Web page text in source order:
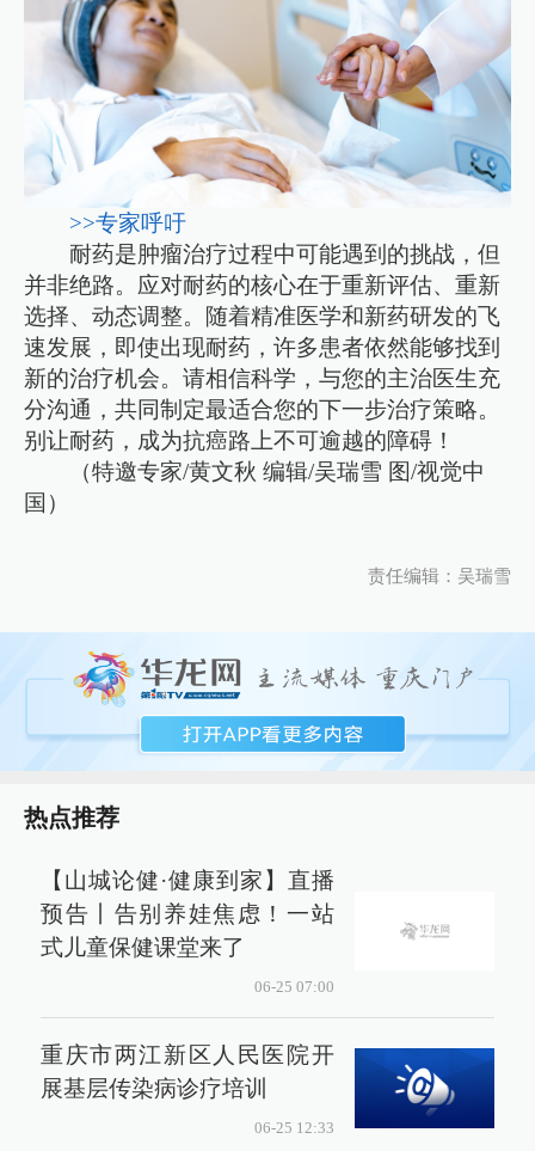
>>专家呼吁
耐药是肿瘤治疗过程中可能遇到的挑战，但
并非绝路。应对耐药的核心在于重新评估、重新
选择、动态调整。随着精准医学和新药研发的飞
速发展，即使出现耐药，许多患者依然能够找到
新的治疗机会。请相信科学，与您的主治医生充
分沟通，共同制定最适合您的下一步治疗策略。
别让耐药，成为抗癌路上不可逾越的障碍！
（特邀专家/黄文秋 编辑/吴瑞雪 图/视觉中
国）
责任编辑：吴瑞雪
热点推荐
【山城论健·健康到家】直播
预告丨告别养娃焦虑！一站
式儿童保健课堂来了
06-25 07:00
重庆市两江新区人民医院开
展基层传染病诊疗培训
06-25 12:33